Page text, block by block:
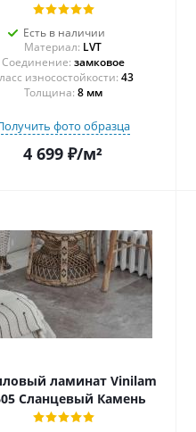
Есть в наличии
Материал: LVT
Соединение: замковое
43
Толщина: 8 мм
фото образца
4 699 ₽/м²
ламинат Vinilam
Сланцевый Камень